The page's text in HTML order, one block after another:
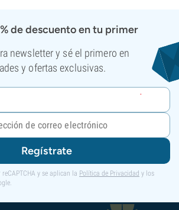
de descuento en tu primer
newsletter y sé el primero en
y ofertas exclusivas.
Regístrate
y se aplican la Política de Privacidad y los